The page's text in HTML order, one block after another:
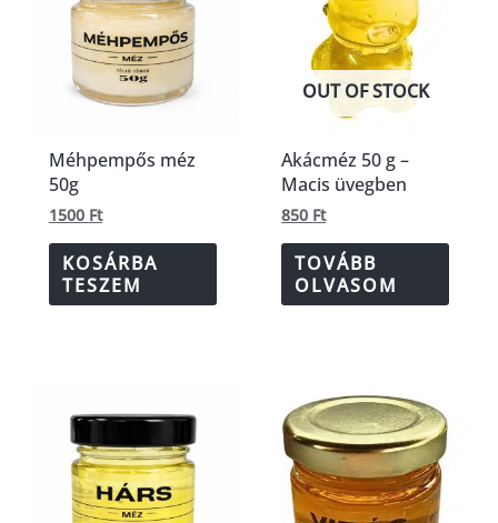
Méhpempős méz
50g
1500 Ft
KOSÁRBA
TESZEM
OUT OF STOCK
Akácméz 50 g –
Macis üvegben
850 Ft
TOVÁBB
OLVASOM